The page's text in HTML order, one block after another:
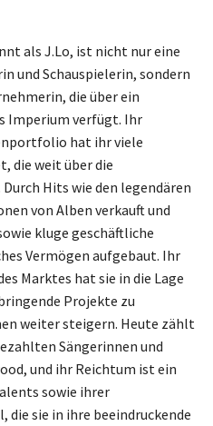
als J.Lo, ist nicht nur eine
und Schauspielerin, sondern
die über ein
Imperium verfügt. Ihr
hat ihr viele
die weit über die
Hits wie den legendären
von Alben verkauft und
kluge geschäftliche
Vermögen aufgebaut. Ihr
Marktes hat sie in die Lage
Projekte zu
weiter steigern. Heute zählt
Sängerinnen und
und ihr Reichtum ist ein
sowie ihrer
sie in ihre beeindruckende